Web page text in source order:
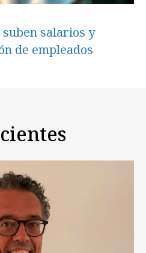
salarios y
de empleados